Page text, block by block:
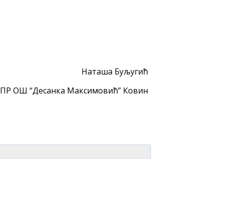
Наташа Буљугић
ПР ОШ “Десанка Максимовић” Ковин